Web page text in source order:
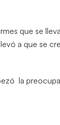
que se
a que se
la